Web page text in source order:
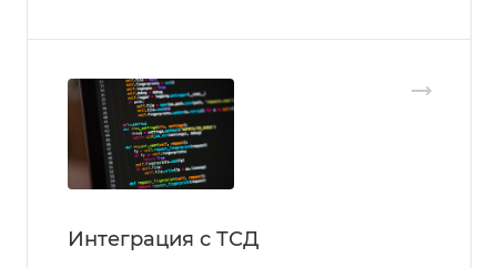
Интеграция с ТСД